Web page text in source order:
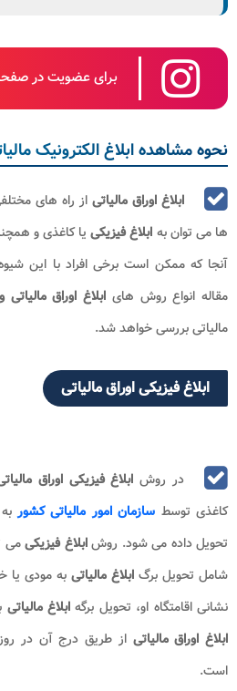
برای عضویت در صفحه
نحوه مشاهده ابلاغ الکترونیک
ابلاغ اوراق مالیاتیاز راه های
ها می توان به ابلاغ فیزیکییا کاغذی و
آنجا که ممکن است برخی افراد با این
مقاله انواع روش های ابلاغ اوراق مالیاتی و
مالیاتی بررسی خواهد شد.
ابلاغ فیزیکی اوراق مالیاتی
در روش ابلاغ فیزیکی اوراق
کاغذی توسط سازمان امور مالیاتی کشور
تحویل داده می شود. روشابلاغ فیزیکیمی
شامل تحویل برگ ابلاغ مالیاتی به مودی یا
نشانی اقامتگاه او، تحویل برگه ابلاغ مالیاتی
ابلاغ اوراق مالیاتی از طریق درج آن در
است.